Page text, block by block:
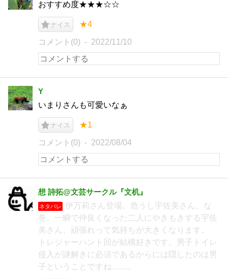
おすすめ度★★★☆☆
ナイス ★4
コメント(0) 2022/11/10
Y
いまりさんも可愛いなぁ
ナイス ★1
コメント(0) 2022/08/04
想 詩拓@文芸サークル『文机』
ネタバレ
伊万莉さん登場。危うし宇佐美さん、な
巻。一瞬で仲良くなった二人にやきもきする宇佐
美さん、頑張れって気持ちが大きくなります。
トレジャーハント回が結構好きです。男子トイレ
侵入が謎解きに必須であるからには隠したのは男
子ということですね……。